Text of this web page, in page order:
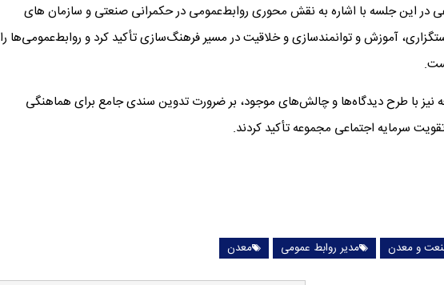
در این جلسه با اشاره به نقش محوری روابط‌عمومی در حکمرانی صنعتی و سازمان های
آموزش و توانمندسازی و خلاقیت در مسیر فرهنگ‌سازی تأکید کرد و روابط‌عمومی‌ها را
نیز با طرح دیدگاه‌ها و چالش‌های موجود، بر ضرورت تدوین سندی جامع برای هماهنگی
سرمایه اجتماعی مجموعه تأکید کردند.
و معدن مدیر روابط عمومی معدن